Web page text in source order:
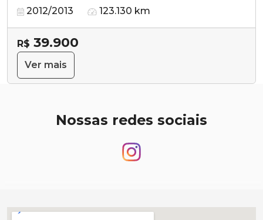
2012/2013 123.130 km
R$ 39.900
Ver mais
Nossas redes sociais